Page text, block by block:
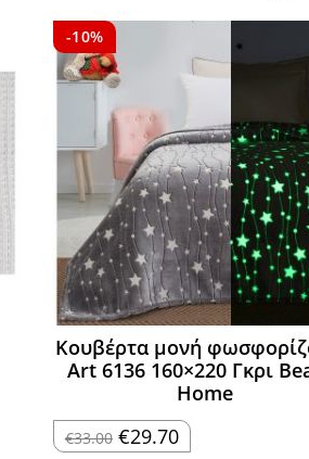
-10%
Κουβέρτα μονή
Art 6136 160×220 Γκρι
Home
€33.00 Original
price
€29.70Η
τρέχουσα